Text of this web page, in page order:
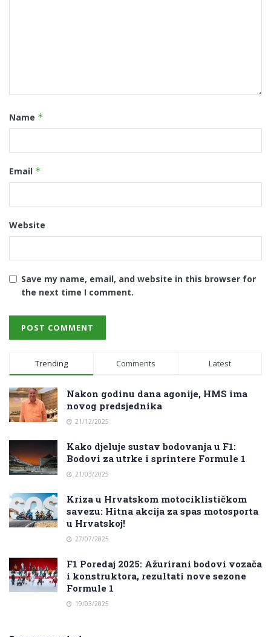
Name *
Email *
Website
Save my name, email, and website in this browser for
the next time I comment.
Trending Comments Latest
Nakon godinu dana agonije, HMS ima
novog predsjednika
21/12/2025
Kako djeluje sustav bodovanja u F1:
Bodovi za utrke i sprintere Formule 1
21/03/2025
Kriza u Hrvatskom motociklističkom
savezu: Hitna akcija za spas motosporta
u Hrvatskoj!
27/07/2025
F1 Poredaj 2025: Ažurirani bodovi vozača
i konstruktora, rezultati nove sezone
Formule 1
19/03/2025